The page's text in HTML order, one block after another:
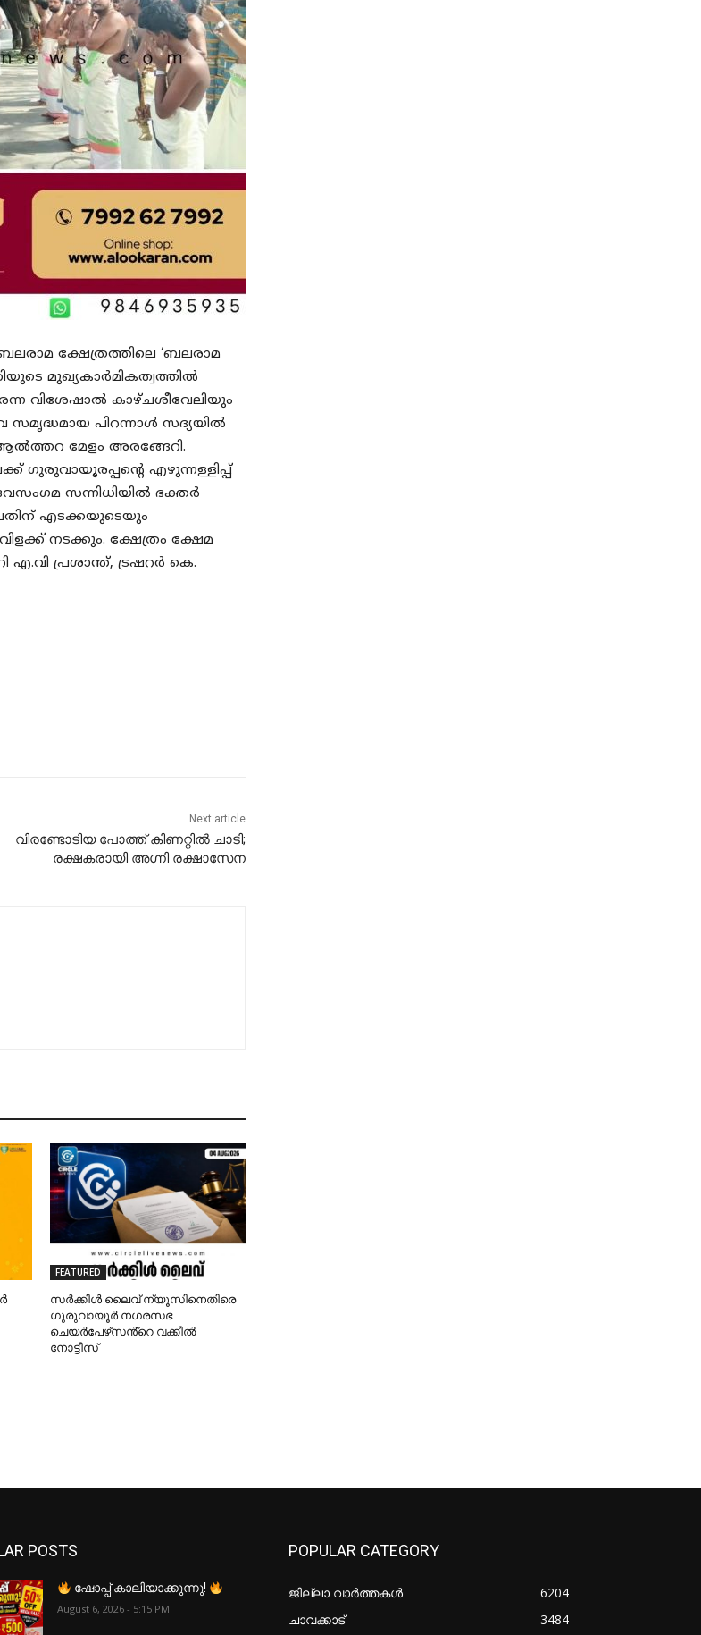
ക്ഷേത്രത്തിലെ ‘ബലരാമ
മുഖ്യകാര്‍മികത്വത്തില്‍
വിശേഷാല്‍ കാഴ്ചശീവേലിയും
സമൃദ്ധമായ പിറന്നാള്‍ സദ്യയില്‍
മേളം അരങ്ങേറി.
ഗുരുവായൂരപ്പന്റെ എഴുന്നള്ളിപ്പ്
സന്നിധിയില്‍ ഭക്തര്‍
എടക്കയുടെയും
നടക്കും. ക്ഷേത്രം ക്ഷേമ
എ.വി പ്രശാന്ത്, ട്രഷറര്‍ കെ.
Next article
വിരണ്ടോടിയ പോത്ത് കിണറ്റിൽ ചാടി;
രക്ഷകരായി അഗ്നി രക്ഷാസേന
FEATURED
സർക്കിൾ ലൈവ് ന്യൂസിനെതിരെ
ഗുരുവായൂർ നഗരസഭ
ചെയർപേഴ്‌സൻ്റെ വക്കീൽ
നോട്ടീസ്
POSTS
ഷോപ്പ് കാലിയാക്കുന്നു!
August 6, 2026 - 5:15 PM
POPULAR CATEGORY
ജില്ലാ വാർത്തകൾ
6204
ചാവക്കാട്
3484